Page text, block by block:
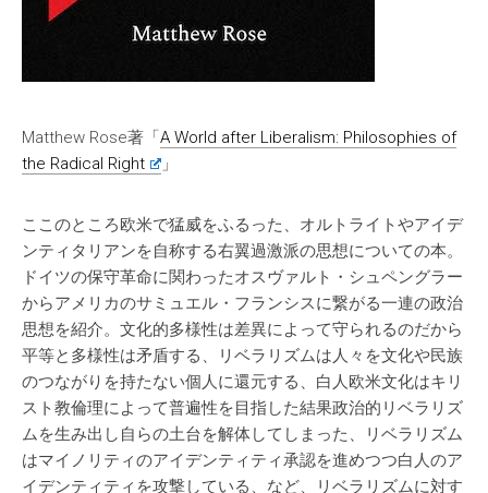
Matthew Rose著「A World after Liberalism: Philosophies of
the Radical Right
」
ここのところ欧米で猛威をふるった、オルトライトやアイデ
ンティタリアンを自称する右翼過激派の思想についての本。
ドイツの保守革命に関わったオスヴァルト・シュペングラー
からアメリカのサミュエル・フランシスに繋がる一連の政治
思想を紹介。文化的多様性は差異によって守られるのだから
平等と多様性は矛盾する、リベラリズムは人々を文化や民族
のつながりを持たない個人に還元する、白人欧米文化はキリ
スト教倫理によって普遍性を目指した結果政治的リベラリズ
ムを生み出し自らの土台を解体してしまった、リベラリズム
はマイノリティのアイデンティティ承認を進めつつ白人のア
イデンティティを攻撃している、など、リベラリズムに対す